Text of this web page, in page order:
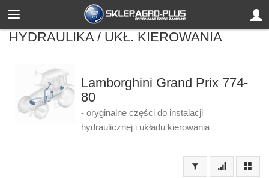
HYDRAULIKA / UKŁ. KIEROWANIA
Lamborghini Grand Prix 774-
80
- oryginalne części do instalacji
hydraulicznej i układu kierowania